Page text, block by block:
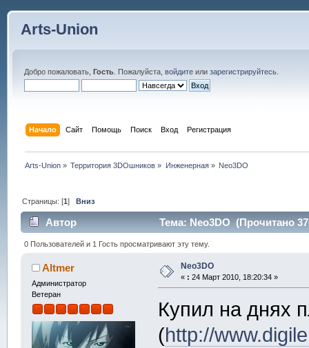
Arts-Union
Добро пожаловать, Гость. Пожалуйста, войдитеили зарегистрируйтесь.
Начало Сайт Помощь Поиск Вход Регистрация
Arts-Union » Территория 3DOшников » Инженерная» Neo3DO
Страницы: [1]Вниз
Автор Тема: Neo3DO (Прочитано
0 Пользователей и 1 Гость просматривают эту тему.
Altmer
Администратор
Ветеран
Neo3DO
« : 24 Март 2010, 18:20:34 »
Купил на днях
(http://